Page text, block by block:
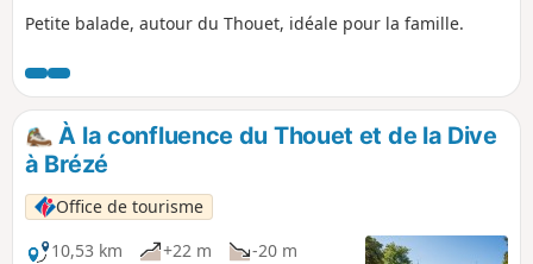
Petite balade, autour du Thouet, idéale pour la famille.
À la confluence du Thouet et de la Dive
à Brézé
Office de tourisme
10,53 km
+22 m
-20 m